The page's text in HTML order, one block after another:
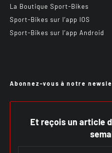
La Boutique Sport-Bikes
Sport-Bikes sur l’app IOS
Sport-Bikes sur l’app Android
Abonnez-vous à notre
Et reçois un article